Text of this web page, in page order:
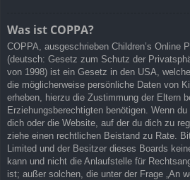
Was ist COPPA?
COPPA, ausgeschrieben Children’s Online
(deutsch: Gesetz zum Schutz der
von 1998) ist ein Gesetz in den USA,
die möglicherweise persönliche Daten von
erheben, hierzu die Zustimmung der Eltern
Erziehungsberechtigten benötigen. Wenn
dich oder die Website, auf der du dich zu
ziehe einen rechtlichen Beistand zu Rate.
Limited und der Besitzer dieses Boards
kann und nicht die Anlaufstelle für
ist; außer solchen, die unter der Frage „An